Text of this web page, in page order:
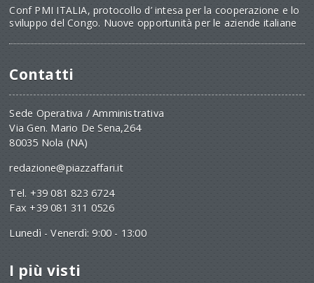
Conf PMI ITALIA, protocollo d’ intesa per la cooperazione e lo
sviluppo del Congo. Nuove opportunità per le aziende italiane
Contatti
Sede Operativa / Amministrativa
Via Gen. Mario De Sena,264
80035 Nola (NA)
redazione@piazzaffari.it
Tel. +39 081 823 6724
Fax +39 081 311 0526
Lunedì - Venerdì: 9:00 - 13:00
I più visti